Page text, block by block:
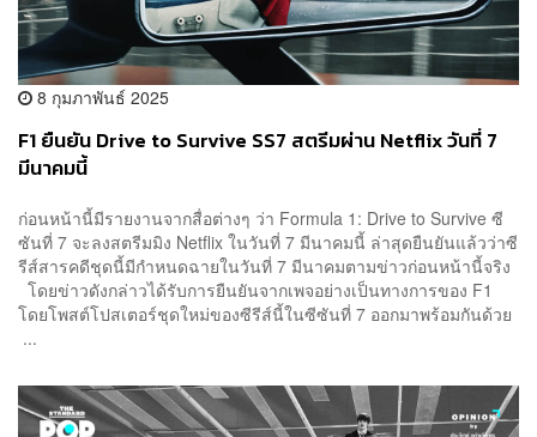
8 กุมภาพันธ์ 2025
F1 ยืนยัน Drive to Survive SS7 สตรีมผ่าน Netflix วันที่ 7
มีนาคมนี้
ก่อนหน้านี้มีรายงานจากสื่อต่างๆ ว่า Formula 1: Drive to Survive ซี
ซันที่ 7 จะลงสตรีมมิง Netflix ในวันที่ 7 มีนาคมนี้ ล่าสุดยืนยันแล้วว่าซี
รีส์สารคดีชุดนี้มีกำหนดฉายในวันที่ 7 มีนาคมตามข่าวก่อนหน้านี้จริง
โดยข่าวดังกล่าวได้รับการยืนยันจากเพจอย่างเป็นทางการของ F1
โดยโพสต์โปสเตอร์ชุดใหม่ของซีรีส์นี้ในซีซันที่ 7 ออกมาพร้อมกันด้วย
...